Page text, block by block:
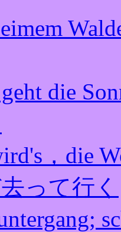
die
，die
って行く